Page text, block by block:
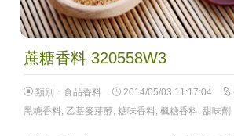
蔗糖香料 320558W3
類別： 食品香料 2014/05/03 11:17:04
黑糖香料, 乙基麥芽醇, 糖味香料, 楓糖香料, 甜味劑